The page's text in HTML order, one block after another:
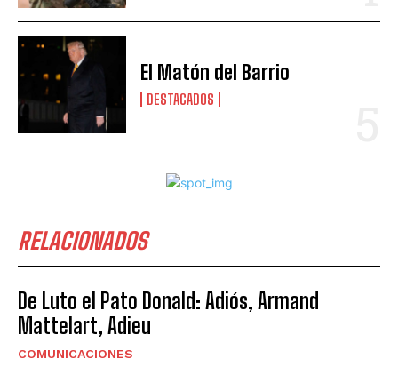
El Matón del Barrio
DESTACADOS
RELACIONADOS
De Luto el Pato Donald: Adiós, Armand
Mattelart, Adieu
COMUNICACIONES